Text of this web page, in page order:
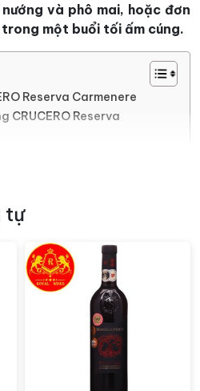
và phô mai, hoặc đơn
một buổi tối ấm cúng.
Reserva Carmenere
CRUCERO Reserva
được thành lập bởi kiến ​​trúc
Người thời còn trẻ đã
trọng nhất của thủ đô
trước ông quyết định trồng
mình tại Thung lũng
quả là những chai
không thẻ không nắc đến
tự